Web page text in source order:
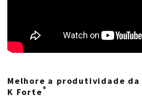
Melhore a produtividade da
K Forte®